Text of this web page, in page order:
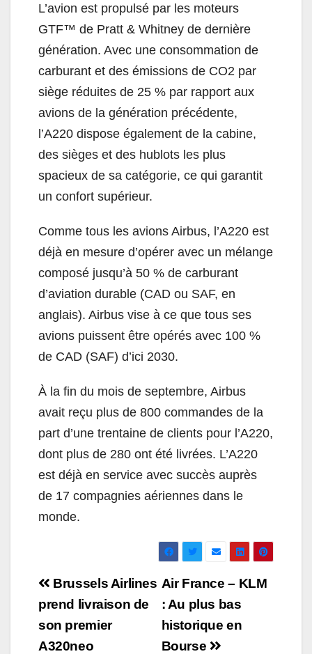
L’avion est propulsé par les moteurs
GTF™ de Pratt & Whitney de dernière
génération. Avec une consommation de
carburant et des émissions de CO2 par
siège réduites de 25 % par rapport aux
avions de la génération précédente,
l’A220 dispose également de la cabine,
des sièges et des hublots les plus
spacieux de sa catégorie, ce qui garantit
un confort supérieur.
Comme tous les avions Airbus, l’A220 est
déjà en mesure d’opérer avec un mélange
composé jusqu’à 50 % de carburant
d’aviation durable (CAD ou SAF, en
anglais). Airbus vise à ce que tous ses
avions puissent être opérés avec 100 %
de CAD (SAF) d’ici 2030.
À la fin du mois de septembre, Airbus
avait reçu plus de 800 commandes de la
part d’une trentaine de clients pour l’A220,
dont plus de 280 ont été livrées. L’A220
est déjà en service avec succès auprès
de 17 compagnies aériennes dans le
monde.
Navigation
de
l’article
Air France – KLM
: Au plus bas
historique en
Bourse
Brussels Airlines
prend livraison de
son premier
A320neo